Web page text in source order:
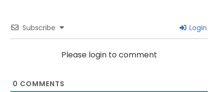
Subscribe Login
Please login to comment
0 COMMENTS